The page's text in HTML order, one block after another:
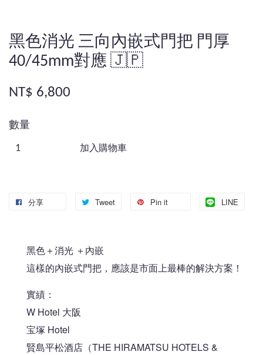
黑色消光 三向內嵌式門把 門厚
40/45mm對應 🇯🇵
NT$ 6,800
數量
加入購物車
分享 Tweet Pin it LINE
黑色＋消光 ＋內嵌
這樣的內嵌式門把，應該是市面上最棒的解決方案！
實績：
W Hotel 大阪
宝塚 Hotel
賢島平松酒店（THE HIRAMATSU HOTELS &